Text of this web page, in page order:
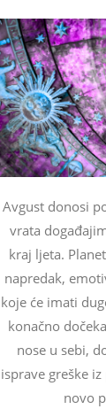
Avgust donosi
vrata
kraj ljeta.
napredak,
koje će imati
konačno
nose u sebi,
isprave greške
novo